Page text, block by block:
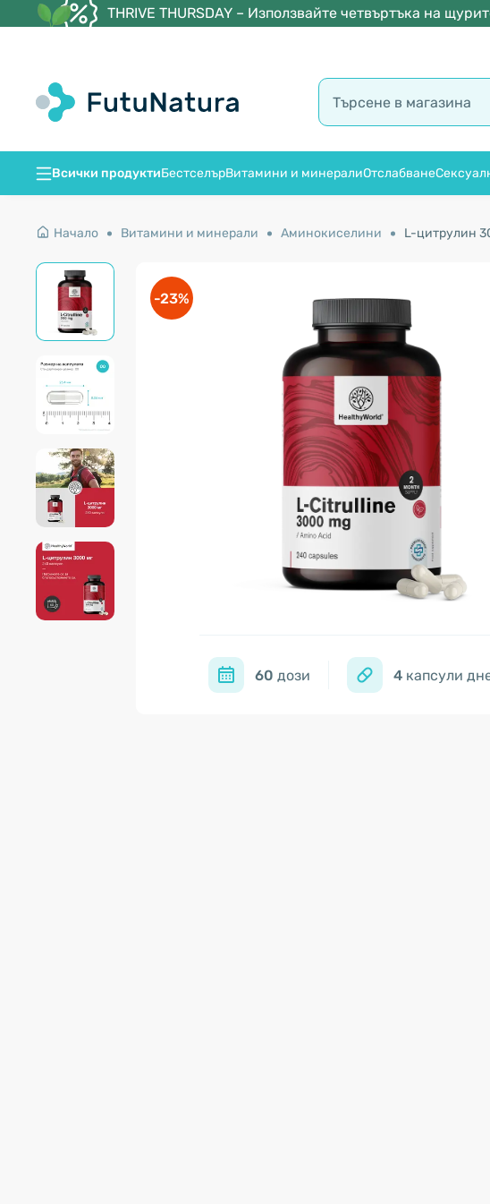
THRIVE THURSDAY – Използвайте четвъртъка на
Всички продуктиБестселърВитамини и минералиОтслабване
Начало Витамини и минерали Аминокиселини L-цитрулин
-23%
60 дози 4 капсули